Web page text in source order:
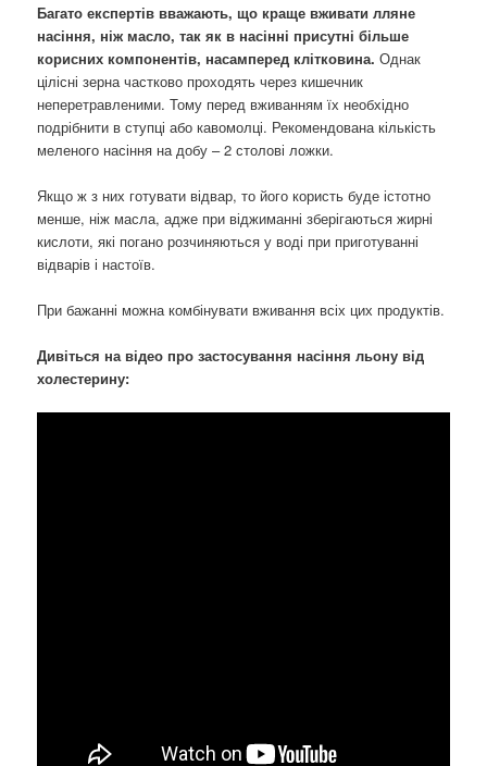
Багато експертів вважають, що краще вживати лляне
насіння, ніж масло, так як в насінні присутні більше
корисних компонентів, насамперед клітковина. Однак
цілісні зерна частково проходять через кишечник
неперетравленими. Тому перед вживанням їх необхідно
подрібнити в ступці або кавомолці. Рекомендована кількість
меленого насіння на добу – 2 столові ложки.
Якщо ж з них готувати відвар, то його користь буде істотно
менше, ніж масла, адже при віджиманні зберігаються жирні
кислоти, які погано розчиняються у воді при приготуванні
відварів і настоїв.
При бажанні можна комбінувати вживання всіх цих продуктів.
Дивіться на відео про застосування насіння льону від
холестерину: